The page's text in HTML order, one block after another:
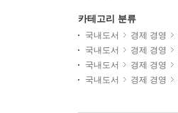
카테고리 분류
국내도서 경제 경영
국내도서
경제 경영
국내도서
경제 경영
국내도서
경제 경영